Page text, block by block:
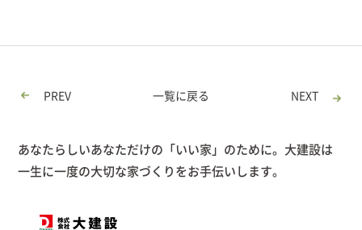
PREV 一覧に戻る NEXT
あなたらしいあなただけの「いい家」のために。大建設は
一生に一度の大切な家づくりをお手伝いします。